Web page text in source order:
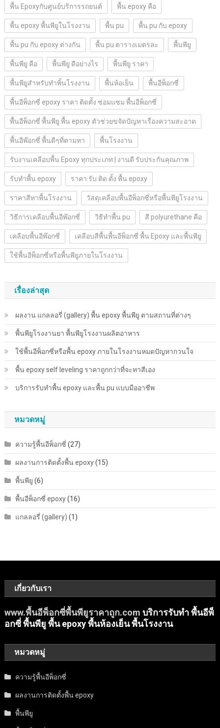
พื้น Epoxyกับศูนย์บริการรถยนต์ พื้น epoxy คือ
พื้น epoxy พื้นพียูในโรงงาน พื้น pu พื้น pu กับ epoxy
พื้น pu กับ epoxy ต่างกัน พื้น pu ตารางเมตรละ พื้นพียู
พื้นพียู คือ พื้นพียู ดีอย่างไร พื้นพียู ราคา
พื้นพียูสำหรับทำพิ้นโรงงาน พื้นห้อเย็น พื้นอีพ็อกซี่
พื้นอีพ็อกซี่ epoxy ราคา ติดตั้ง ซ่อมแซม พื้นอีพ็อกซี่
พื้นอีพ็อกซี่ พื้นพียู พื้น epoxy ตัวช่วยขจัดปัญหาเรื่องความสะอาด
พื้นอีพ๊อกซี่ พื้นดีๆที่ตามหา พื้นโรงงาน
รับงานเคลือบพื้น Epoxy ทุกประเภท | งานดี รับประกันคุณภาพ
รับทำพื้น epoxy ราคา รับ ติด ตั้ง พื้น epoxy
ราคาสีทาพื้นโรงงาน วัสดุเคลือบพื้นอีพ็อกซี่หรือพื้นพียูโรงงาน
วิธีการเคลือบพื้นอีพ๊อกซี่ วิธีทำพื้น pu สี polyurethane คือ
เคลือบพื้นอีพ๊อกซี่ เคลือบสีพื้นพื้นอีพ็อกซี่ พื้น Epoxy และพื้นพียู
ใช้พื้นอีพ็อกซี่หรือพื้นพียูภายในโรงงาน
เรื่องล่าสุด
ผลงาน แกลลอรี่ (gallery) พื้น epoxy พื้นพียู ตามสถานที่ต่างๆ
พื้นพียู​โรงงานยา พื้นพียู​โรงงานผลิตอาหาร
ใช้พื้นอีพ็อกซี่หรือพื้น epoxy ภายในโรงงานหมดปัญหากวนใจ
พื้น epoxy self leveling ราคาถูกกว่าที่จะทาสีเอง
บริการรับทำพื้น epoxy และพื้น pu แบบมืออาชีพ
หมวดหมู่
ความรู้พื้นอีพ็อกซี่ (27)
ผลงานการติดตั้งพื้น epoxy(15)
พื้นพียู (6)
พื้นอีพ็อกซี่ epoxy(16)
แกลลอรี่ (gallery) (1)
เกี่ยวกับเรา
www.พื้นอีพ็อกซี่พื้นพียูราคาถูก.com บริการรับทำ พื้นอีพ็
อกซี่ พื้นพียู พื้น epoxy พื้นห้องเย็น พื้นโรงงาน
หมวดหมู่
ความรู้พื้นอีพ็อกซี่
ผลงานการติดตั้งพื้น epoxy
พื้นพียู